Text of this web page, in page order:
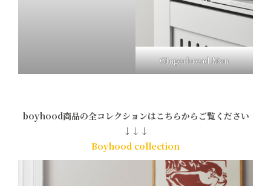
GIngerbread Man
boyhood商品の全コレクションはこちらからご覧ください
↓↓↓
Boyhood collection